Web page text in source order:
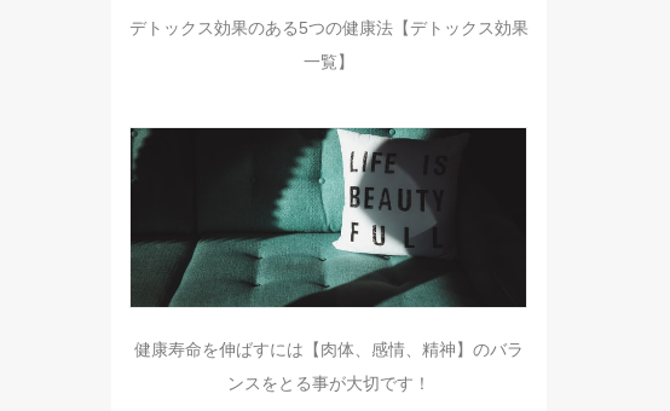
デトックス効果のある5つの健康法【デトックス効果
一覧】
健康寿命を伸ばすには【肉体、感情、精神】のバラ
ンスをとる事が大切です！